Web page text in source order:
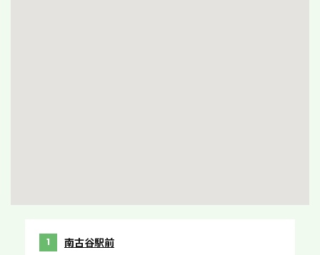
1 南古谷駅前